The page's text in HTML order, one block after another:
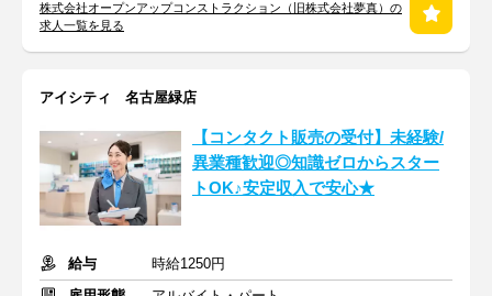
株式会社オープンアップコンストラクション（旧株式会社夢真）の
求人一覧を見る
アイシティ 名古屋緑店
【コンタクト販売の受付】未経験/
異業種歓迎◎知識ゼロからスター
トOK♪安定収入で安心★
給与
時給1250円